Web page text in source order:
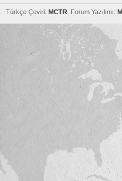
Türkçe Çeviri: MCTR , Forum Yazılımı: